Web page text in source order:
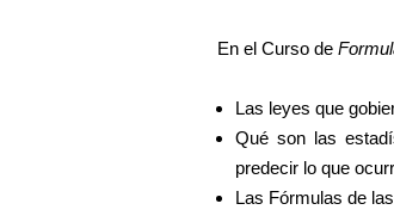
En el Curso de
Las leyes que
Qué son las
predecir lo que
Las Fórmulas de